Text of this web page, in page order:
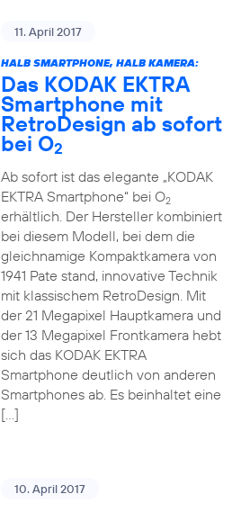
11. April 2017
HALB SMARTPHONE, HALB KAMERA:
Das KODAK EKTRA
Smartphone mit
RetroDesign ab sofort
bei O2
Ab sofort ist das elegante „KODAK
EKTRA Smartphone“ bei O2
erhältlich. Der Hersteller kombiniert
bei diesem Modell, bei dem die
gleichnamige Kompaktkamera von
1941 Pate stand, innovative Technik
mit klassischem RetroDesign. Mit
der 21 Megapixel Hauptkamera und
der 13 Megapixel Frontkamera hebt
sich das KODAK EKTRA
Smartphone deutlich von anderen
Smartphones ab. Es beinhaltet eine
[…]
10. April 2017